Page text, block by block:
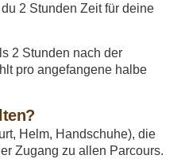
2 Stunden Zeit für deine
2 Stunden nach der
pro angefangene halbe
Helm, Handschuhe), die
Zugang zu allen Parcours.